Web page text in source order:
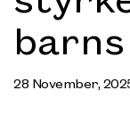
28 November,